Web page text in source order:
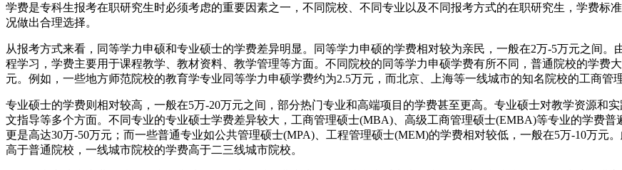
学费是专科生报考在职研究生时必须考虑的重要因素之一，不同院校、不同专业以及不同报考方式的在职研究生，学费标
况做出合理选择。
从报考方式来看，同等学力申硕和专业硕士的学费差异明显。同等学力申硕的学费相对较为亲民，一般在2万-5万元之间
程学习，学费主要用于课程教学、教材资料、教学管理等方面。不同院校的同等学力申硕学费有所不同，普通院校的学费
元。例如，一些地方师范院校的教育学专业同等学力申硕学费约为2.5万元，而北京、上海等一线城市的知名院校的工商管
专业硕士的学费则相对较高，一般在5万-20万元之间，部分热门专业和高端项目的学费甚至更高。专业硕士对教学资源和
文指导等多个方面。不同专业的专业硕士学费差异较大，工商管理硕士(MBA)、高级工商管理硕士(EMBA)等专业的学费
更是高达30万-50万元；而一些普通专业如公共管理硕士(MPA)、工程管理硕士(MEM)的学费相对较低，一般在5万-10万元
高于普通院校，一线城市院校的学费高于二三线城市院校。